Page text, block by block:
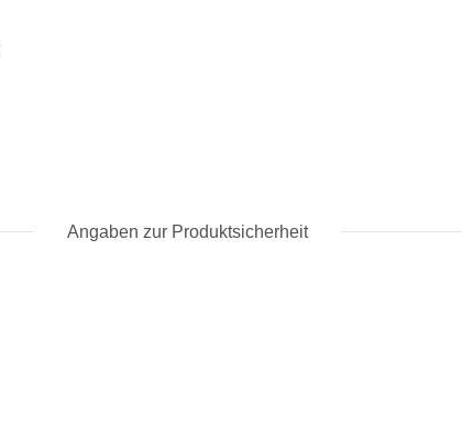
Angaben zur Produktsicherheit